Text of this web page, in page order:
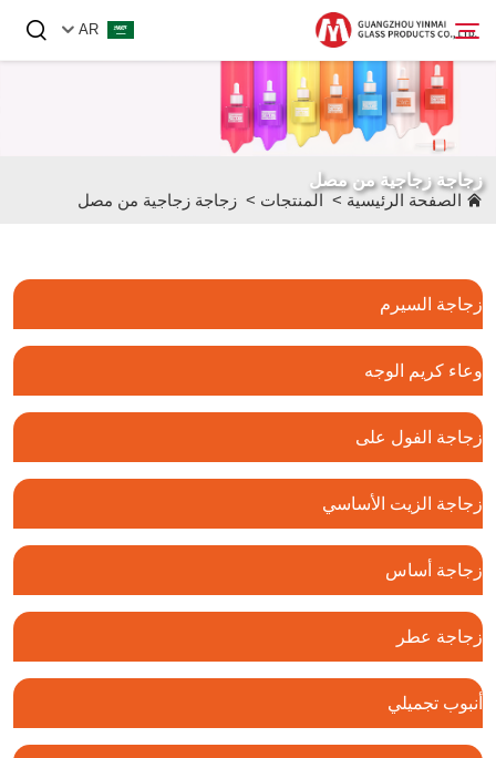
AR
الصفحة الرئيسية
المنتجات
الأخبار
زجاجة زجاجية من مصل
الصفحة الرئيسية > المنتجات > زجاجة زجاجية من مصل
زجاجة السيرم
وعاء كريم الوجه
زجاجة الفول على
زجاجة الزيت الأساسي
زجاجة أساس
زجاجة عطر
أنبوب تجميلي